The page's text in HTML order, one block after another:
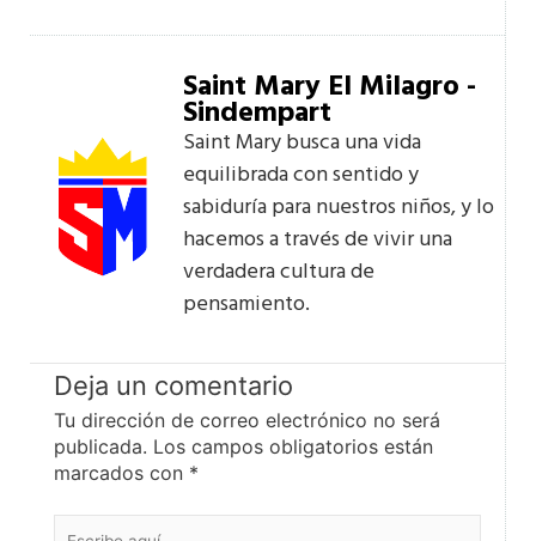
Saint Mary El Milagro -
Sindempart
Saint Mary busca una vida
equilibrada con sentido y
sabiduría para nuestros niños, y lo
hacemos a través de vivir una
verdadera cultura de
pensamiento.
Deja un comentario
Tu dirección de correo electrónico no será
publicada. Los campos obligatorios están
marcados con *